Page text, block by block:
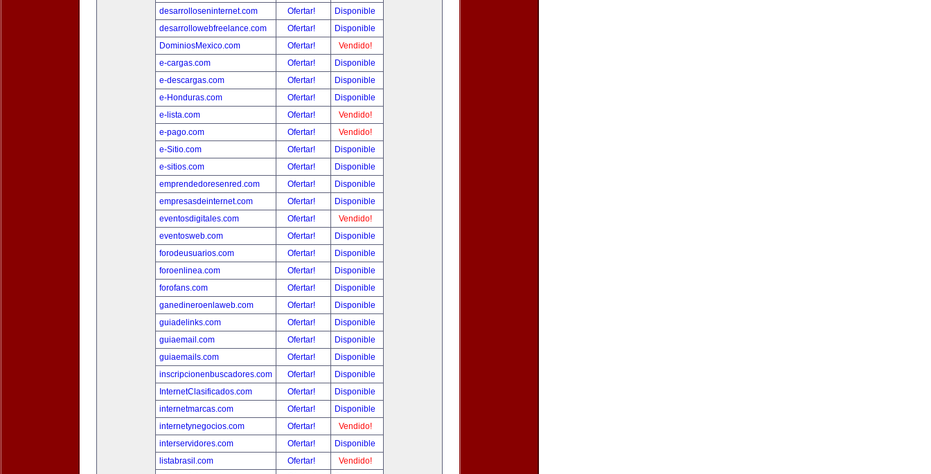
desarrolloseninternet.com
Ofertar!
Disponible
desarrollowebfreelance.com
Ofertar!
Disponible
DominiosMexico.com
Ofertar!
Vendido!
e-cargas.com
Ofertar!
Disponible
e-descargas.com
Ofertar!
Disponible
e-Honduras.com
Ofertar!
Disponible
e-lista.com
Ofertar!
Vendido!
e-pago.com
Ofertar!
Vendido!
e-Sitio.com
Ofertar!
Disponible
e-sitios.com
Ofertar!
Disponible
emprendedoresenred.com
Ofertar!
Disponible
empresasdeinternet.com
Ofertar!
Disponible
eventosdigitales.com
Ofertar!
Vendido!
eventosweb.com
Ofertar!
Disponible
forodeusuarios.com
Ofertar!
Disponible
foroenlinea.com
Ofertar!
Disponible
forofans.com
Ofertar!
Disponible
ganedineroenlaweb.com
Ofertar!
Disponible
guiadelinks.com
Ofertar!
Disponible
guiaemail.com
Ofertar!
Disponible
guiaemails.com
Ofertar!
Disponible
inscripcionenbuscadores.com
Ofertar!
Disponible
InternetClasificados.com
Ofertar!
Disponible
internetmarcas.com
Ofertar!
Disponible
internetynegocios.com
Ofertar!
Vendido!
interservidores.com
Ofertar!
Disponible
listabrasil.com
Ofertar!
Vendido!